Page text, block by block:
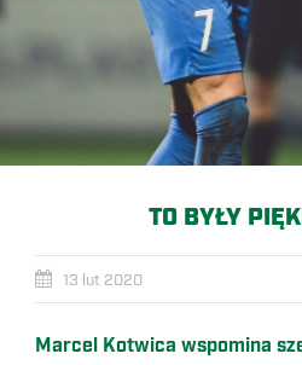
TO BYŁY
13 lut 2020
Marcel Kotwica wspomina